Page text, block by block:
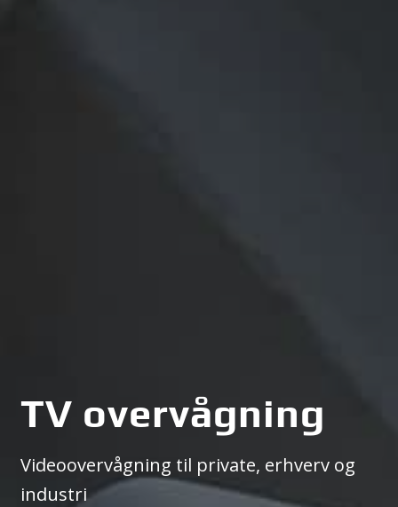
TV overvågning
Videoovervågning til private, erhverv og
industri